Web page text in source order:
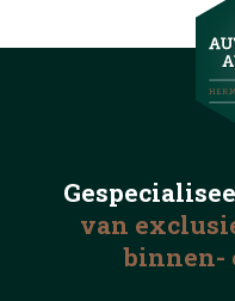
van
binnen-